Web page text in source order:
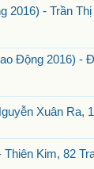
2016) - Trần Thị
Động 2016) -
Xuân Ra,
Kim, 82